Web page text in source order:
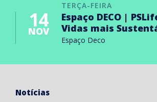
TERÇA-FEIRA
14
NOV
Espaço DECO |
Vidas mais
Espaço Deco
Notícias